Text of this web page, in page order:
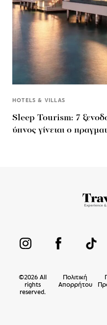
HOTELS & VILLAS
Sleep Tourism: 7
ύπνος γίνεται ο
©2026 All
rights
reserved.
Πολιτική
Απορρήτου